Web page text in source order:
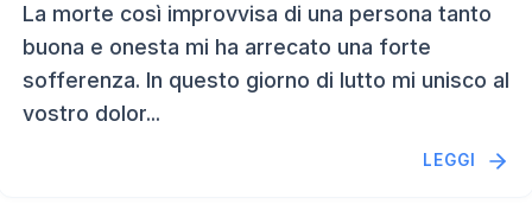
La morte così improvvisa di una persona tanto
buona e onesta mi ha arrecato una forte
sofferenza. In questo giorno di lutto mi unisco al
vostro dolor...
LEGGI